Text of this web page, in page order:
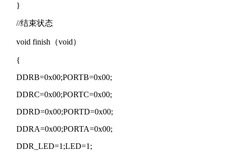
}
//结束状态
void finish（void）
{
DDRB=0x00;PORTB=0x00;
DDRC=0x00;PORTC=0x00;
DDRD=0x00;PORTD=0x00;
DDRA=0x00;PORTA=0x00;
DDR_LED=1;LED=1;